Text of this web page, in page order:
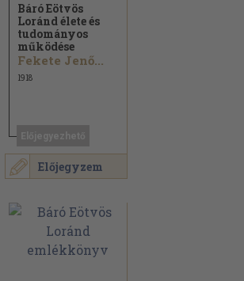
Előjegyzem
Báró Eötvös
Loránd élete és
tudományos
működése
Fekete Jenő...
1918